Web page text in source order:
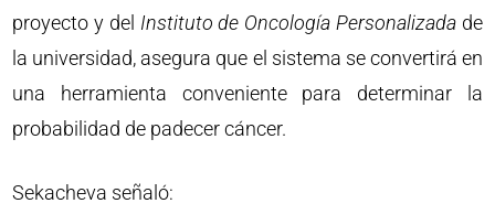
proyecto y del Instituto de Oncología Personalizada de
la universidad, asegura que el sistema se convertirá en
una herramienta conveniente para determinar la
probabilidad de padecer cáncer.
Sekacheva señaló: